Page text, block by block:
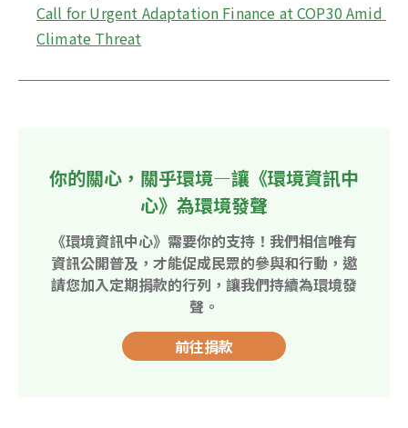
Call for Urgent Adaptation Finance at COP30 Amid
Climate Threat
你的關心，關乎環境—讓《環境資訊中
心》為環境發聲
《環境資訊中心》需要你的支持！我們相信唯有
資訊公開普及，才能促成民眾的參與和行動，邀
請您加入定期捐款的行列，讓我們持續為環境發
聲。
前往捐款